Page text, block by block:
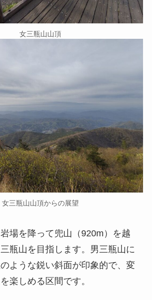
女三瓶山山頂
女三瓶山山頂からの展望
場を降って兜山（920m）を越
瓶山を目指します。男三瓶山に
ような鋭い斜面が印象的で、変
楽しめる区間です。